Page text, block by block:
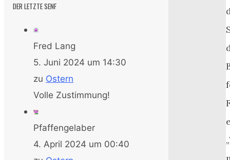
DER LETZTE SENF
Fred Lang
5. Juni 2024 um 14:30
zu Ostern
Volle Zustimmung!
Pfaffengelaber
4. April 2024 um 00:40